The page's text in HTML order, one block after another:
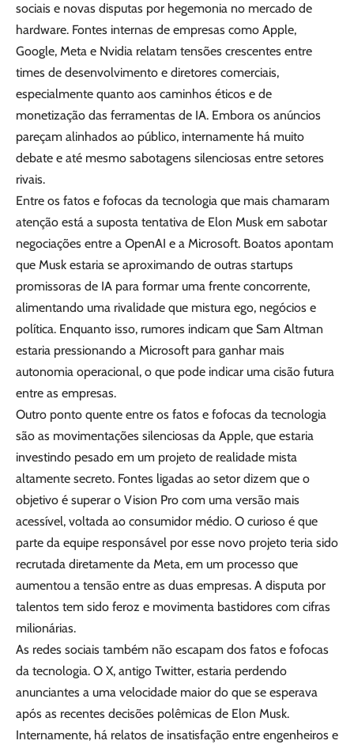
sociais e novas disputas por hegemonia no mercado de
hardware. Fontes internas de empresas como Apple,
Google, Meta e Nvidia relatam tensões crescentes entre
times de desenvolvimento e diretores comerciais,
especialmente quanto aos caminhos éticos e de
monetização das ferramentas de IA. Embora os anúncios
pareçam alinhados ao público, internamente há muito
debate e até mesmo sabotagens silenciosas entre setores
rivais.
Entre os fatos e fofocas da tecnologia que mais chamaram
atenção está a suposta tentativa de Elon Musk em sabotar
negociações entre a OpenAI e a Microsoft. Boatos apontam
que Musk estaria se aproximando de outras startups
promissoras de IA para formar uma frente concorrente,
alimentando uma rivalidade que mistura ego, negócios e
política. Enquanto isso, rumores indicam que Sam Altman
estaria pressionando a Microsoft para ganhar mais
autonomia operacional, o que pode indicar uma cisão futura
entre as empresas.
Outro ponto quente entre os fatos e fofocas da tecnologia
são as movimentações silenciosas da Apple, que estaria
investindo pesado em um projeto de realidade mista
altamente secreto. Fontes ligadas ao setor dizem que o
objetivo é superar o Vision Pro com uma versão mais
acessível, voltada ao consumidor médio. O curioso é que
parte da equipe responsável por esse novo projeto teria sido
recrutada diretamente da Meta, em um processo que
aumentou a tensão entre as duas empresas. A disputa por
talentos tem sido feroz e movimenta bastidores com cifras
milionárias.
As redes sociais também não escapam dos fatos e fofocas
da tecnologia. O X, antigo Twitter, estaria perdendo
anunciantes a uma velocidade maior do que se esperava
após as recentes decisões polêmicas de Elon Musk.
Internamente, há relatos de insatisfação entre engenheiros e